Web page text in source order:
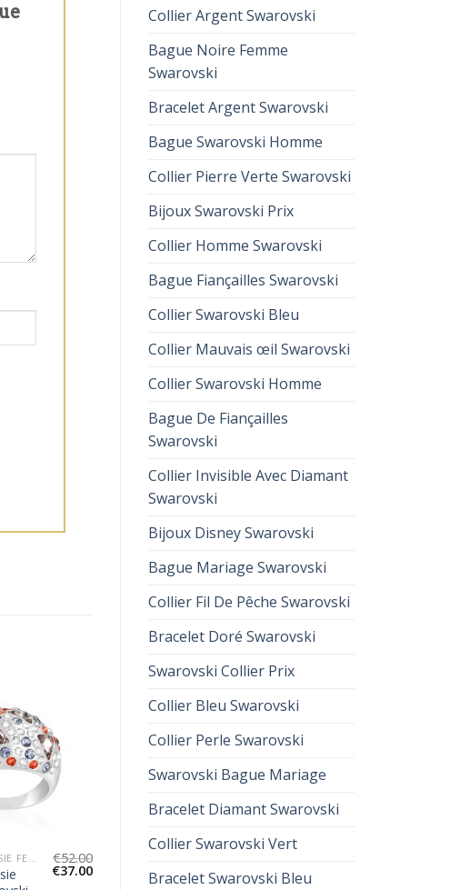
Collier Argent Swarovski
Bague Noire Femme
Swarovski
Bracelet Argent Swarovski
Bague Swarovski Homme
Collier Pierre Verte Swarovski
Bijoux Swarovski Prix
Collier Homme Swarovski
Bague Fiançailles Swarovski
Collier Swarovski Bleu
Collier Mauvais œil Swarovski
Collier Swarovski Homme
Bague De Fiançailles
Swarovski
Collier Invisible Avec Diamant
Swarovski
Bijoux Disney Swarovski
Bague Mariage Swarovski
Collier Fil De Pêche Swarovski
Bracelet Doré Swarovski
Swarovski Collier Prix
Collier Bleu Swarovski
Collier Perle Swarovski
Swarovski Bague Mariage
Bracelet Diamant Swarovski
Collier Swarovski Vert
Bracelet Swarovski Bleu
€52.00
€37.00